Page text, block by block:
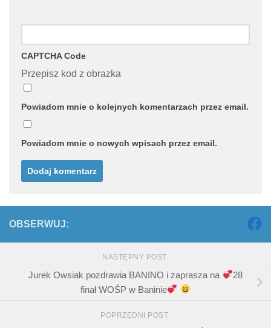
CAPTCHA Code
Przepisz kod z obrazka
Powiadom mnie o kolejnych komentarzach przez email.
Powiadom mnie o nowych wpisach przez email.
OBSERWUJ:
NASTĘPNY POST
Jurek Owsiak pozdrawia BANINO i zaprasza na
28
finał WOŚP w Baninie
POPRZEDNI POST